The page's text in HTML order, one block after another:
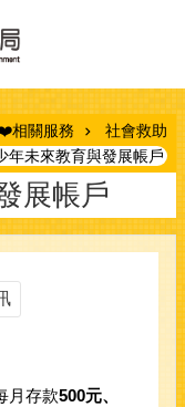
相關服務
社會救助
年未來教育與發展帳戶
展帳戶
月存款500元、